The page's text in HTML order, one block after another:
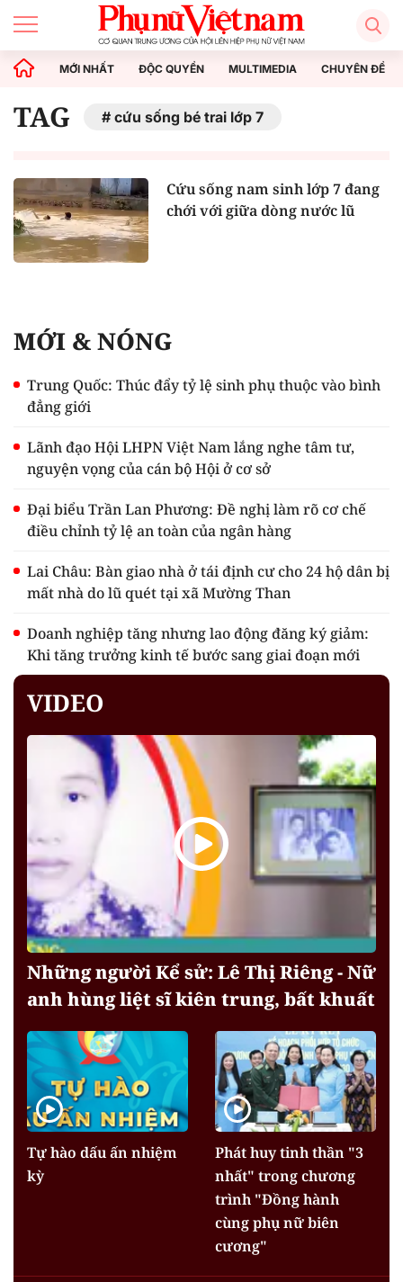
MỚI NHẤT ĐỘC QUYỀN MULTIMEDIA CHUYÊN ĐỀ
TAG cứu sống bé trai lớp 7
Cứu sống nam sinh lớp 7 đang
chới với giữa dòng nước lũ
MỚI & NÓNG
Trung Quốc: Thúc đẩy tỷ lệ sinh phụ thuộc vào bình
đẳng giới
Lãnh đạo Hội LHPN Việt Nam lắng nghe tâm tư,
nguyện vọng của cán bộ Hội ở cơ sở
Đại biểu Trần Lan Phương: Đề nghị làm rõ cơ chế
điều chỉnh tỷ lệ an toàn của ngân hàng
Lai Châu: Bàn giao nhà ở tái định cư cho 24 hộ dân bị
mất nhà do lũ quét tại xã Mường Than
Doanh nghiệp tăng nhưng lao động đăng ký giảm:
Khi tăng trưởng kinh tế bước sang giai đoạn mới
VIDEO
Những người Kể sử: Lê Thị Riêng - Nữ
anh hùng liệt sĩ kiên trung, bất khuất
Tự hào dấu ấn nhiệm
kỳ
Phát huy tinh thần "3
nhất" trong chương
trình "Đồng hành
cùng phụ nữ biên
cương"